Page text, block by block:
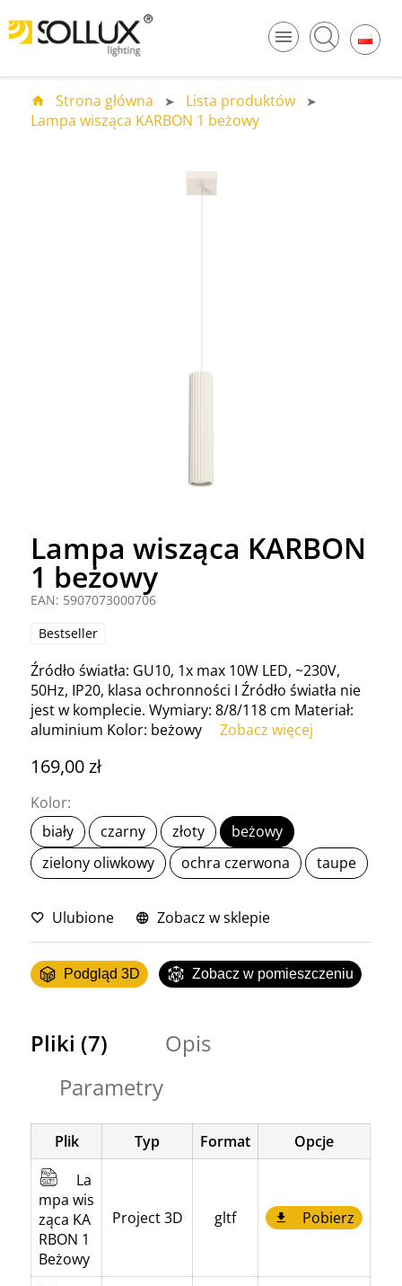
Strona główna
Lista produktów
Lampa wisząca KARBON 1 beżowy
Lampa wisząca KARBON
1 beżowy
EAN: 5907073000706
Bestseller
Źródło światła: GU10, 1x max 10W LED, ~230V,
50Hz, IP20, klasa ochronności I Źródło światła nie
jest w komplecie. Wymiary: 8/8/118 cm Materiał:
aluminium Kolor: beżowy
Zobacz więcej
169,00 zł
Kolor:
biały
czarny złoty
beżowy
zielony oliwkowy
ochra czerwona taupe
Ulubione Zobacz w sklepie
Podgląd 3D Zobacz w pomieszczeniu
Pliki (7)
Opis
Parametry
Plik Typ Format
Opcje
La
mpa wis
ząca KA
RBON 1
Beżowy
Project 3D gltf Pobierz